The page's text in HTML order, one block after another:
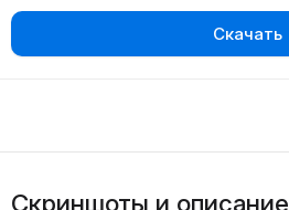
Скачать
Скриншоты и описание